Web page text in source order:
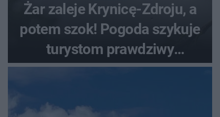
Żar zaleje Krynicę-Zdroju, a
potem szok! Pogoda szykuje
turystom prawdziwy
rollercoaster